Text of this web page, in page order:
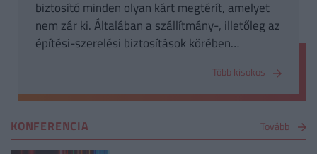
biztosító minden olyan kárt megtérít, amelyet
nem zár ki. Általában a szállítmány-, illetőleg az
építési-szerelési biztosítások körében
Több kisokos
KONFERENCIA Tovább